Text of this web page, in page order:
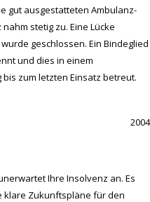
gut ausgestatteten Ambulanz-
stetig zu. Eine Lücke
geschlossen. Ein Bindeglied
und dies in einem
zum letzten Einsatz betreut.
2004
Ihre Insolvenz an. Es
klare Zukunftspläne für den